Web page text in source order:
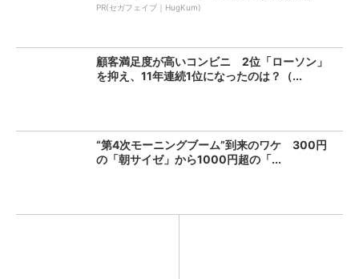
PR(セガフェイブ｜HugKum)
顧客満足度が高いコンビニ 2位「ローソン」
を抑え、11年連続1位になったのは？（...
“第4次モーニングブーム”到来のワケ 300円
の「朝サイゼ」から1000円超の「...